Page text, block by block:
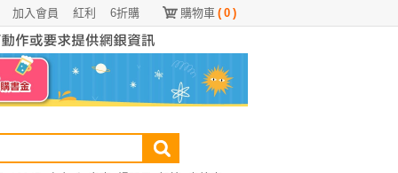
購物車 ( 0 )
6折購
紅利
加入會員